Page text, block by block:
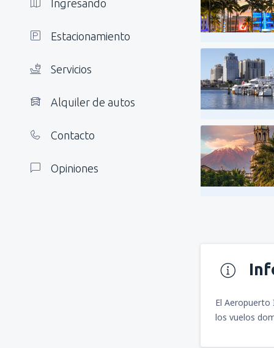
Ingresando
Estacionamiento
Servicios
Alquiler de autos
Contacto
Opiniones
El Aeropuerto
los vuelos